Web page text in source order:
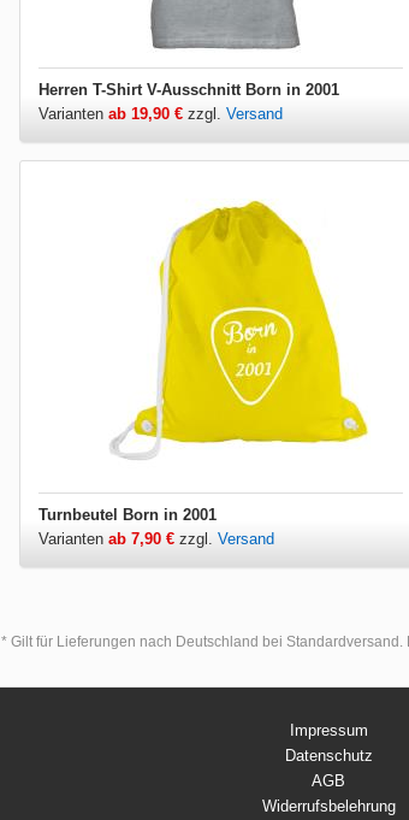
Herren T-Shirt V-Ausschnitt Born in 2001
Varianten ab 19,90 € zzgl. Versand
Turnbeutel Born in 2001
Varianten ab 7,90 € zzgl. Versand
* Gilt für Lieferungen nach Deutschland bei
Impressum
Datenschutz
AGB
Widerrufsbelehrung